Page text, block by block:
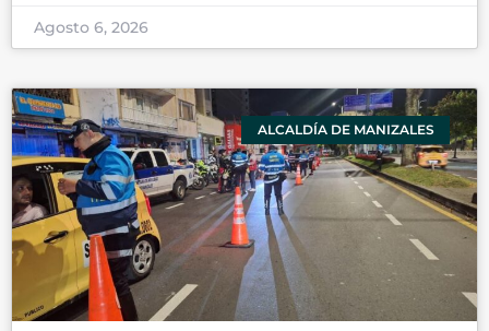
Agosto 6, 2026
ALCALDÍA DE MANIZALES